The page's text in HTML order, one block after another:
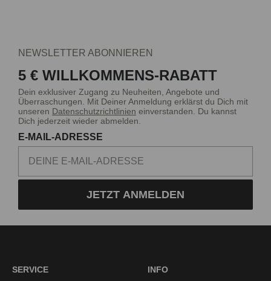
NEWSLETTER ABONNIEREN
5 € WILLKOMMENS-RABATT
Dein exklusiver Zugang zu Neuheiten, Angebote und
Überraschungen. Mit Deiner Anmeldung erklärst du Dich mit
unseren Datenschutzrichtlinien einverstanden. Du kannst
Dich jederzeit wieder abmelden.
E-MAIL-ADRESSE
JETZT ANMELDEN
SERVICE INFO